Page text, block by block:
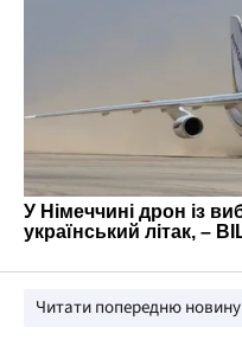
Читати попередню новину